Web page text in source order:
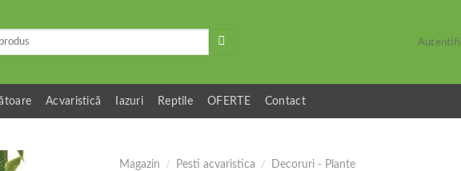
Acvaristică Iazuri Reptile OFERTE Contact
Magazin / Pesti acvaristica / Decoruri - Plante